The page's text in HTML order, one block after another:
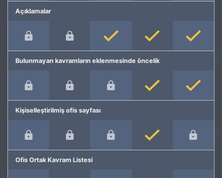
Açıklamalar
Bulunmayan kavramların eklenmesinde öncelik
Kişiselleştirilmiş ofis sayfası
Ofis Ortak Kavram Listesi